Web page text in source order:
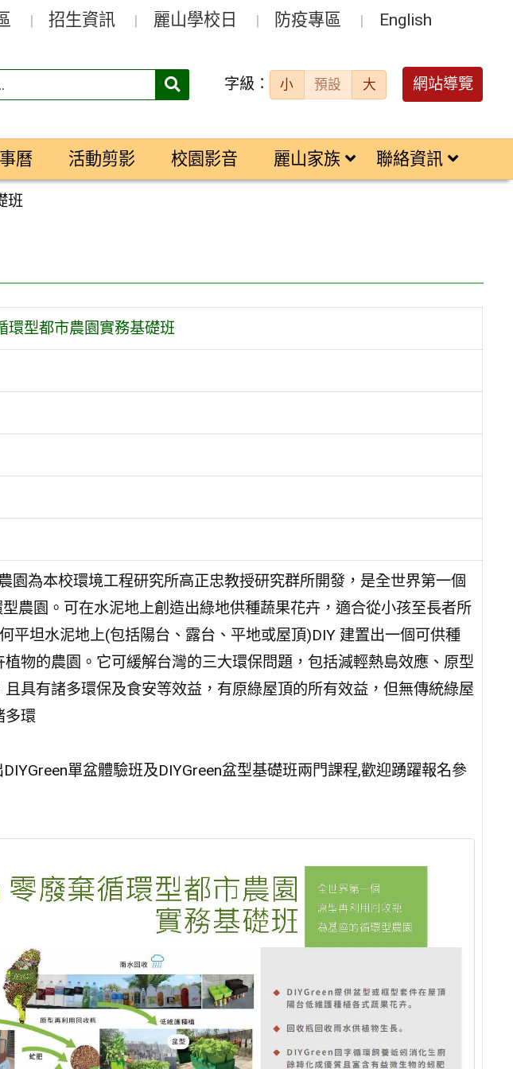
招生資訊 麗山學校日 防疫專區 English
搜
字級： 小 預設 大 網站導覽
曆 活動剪影 校園影音 麗山家族 聯絡資訊
班
環型都市農園實務基礎班
園為本校環境工程研究所高正忠教授研究群所開發，是全世界第一個
農園。可在水泥地上創造出綠地供種蔬果花卉，適合從小孩至長者所
平坦水泥地上(包括陽台、露台、平地或屋頂)DIY 建置出一個可供種
物的農園。它可緩解台灣的三大環保問題，包括減輕熱島效應、原型
具有諸多環保及食安等效益，有原綠屋頂的所有效益，但無傳統綠屋
多環
單盆體驗班及DIYGreen盆型基礎班兩門課程,歡迎踴躍報名參